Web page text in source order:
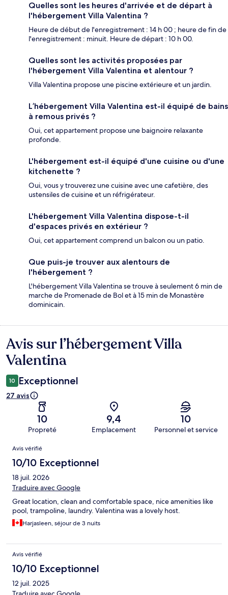
Quelles sont les heures d'arrivée et de départ à
l'hébergement Villa Valentina ?
Heure de début de l'enregistrement : 14 h 00 ; heure de fin de
l'enregistrement : minuit. Heure de départ : 10 h 00.
Quelles sont les activités proposées par
l'hébergement Villa Valentina et alentour ?
Villa Valentina propose une piscine extérieure et un jardin.
L’hébergement Villa Valentina est-il équipé de bains
à remous privés ?
Oui, cet appartement propose une baignoire relaxante
profonde.
L'hébergement est-il équipé d'une cuisine ou d'une
kitchenette ?
Oui, vous y trouverez une cuisine avec une cafetière, des
ustensiles de cuisine et un réfrigérateur.
L'hébergement Villa Valentina dispose-t-il
d'espaces privés en extérieur ?
Oui, cet appartement comprend un balcon ou un patio.
Que puis-je trouver aux alentours de
l'hébergement ?
L'hébergement Villa Valentina se trouve à seulement 6 min de
marche de Promenade de Bol et à 15 min de Monastère
dominicain.
Avis
Avis sur l’hébergement Villa
Valentina
10 Exceptionnel
27 avis
10
Propreté
9,4
Emplacement
10
Personnel et service
Avis
Avis vérifié
10/10 Exceptionnel
18 juil. 2026
Traduire avec Google
Great location, clean and comfortable space, nice amenities like
pool, trampoline, laundry. Valentina was a lovely host.
Harjasleen, séjour de 3 nuits
Avis vérifié
10/10 Exceptionnel
12 juil. 2025